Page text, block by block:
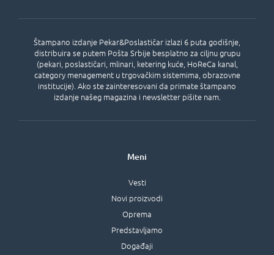
Štampano izdanje Pekar&Poslastičar izlazi 6 puta godišnje,
distribuira se putem Pošta Srbije besplatno za ciljnu grupu
(pekari, poslastičari, mlinari, ketering kuće, HoReCa kanal,
category menagement u trgovačkim sistemima, obrazovne
institucije). Ako ste zainteresovani da primate štampano
izdanje našeg magazina i newsletter pišite nam.
Meni
Vesti
Novi proizvodi
Oprema
Predstavljamo
Događaji